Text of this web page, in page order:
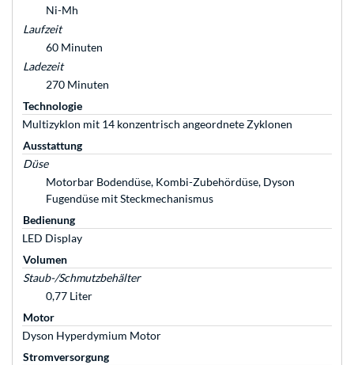
Ni-Mh
Laufzeit
60 Minuten
Ladezeit
270 Minuten
Technologie
Multizyklon mit 14 konzentrisch angeordnete Zyklonen
Ausstattung
Düse
Motorbar Bodendüse, Kombi-Zubehördüse, Dyson
Fugendüse mit Steckmechanismus
Bedienung
LED Display
Volumen
Staub-/Schmutzbehälter
0,77 Liter
Motor
Dyson Hyperdymium Motor
Stromversorgung